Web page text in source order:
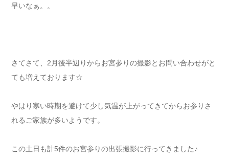
早いなぁ。。
さてさて、2月後半辺りからお宮参りの撮影とお問い合わせがと
ても増えております☆
やはり寒い時期を避けて少し気温が上がってきてからお参りさ
れるご家族が多いようです。
この土日も計5件のお宮参りの出張撮影に行ってきました♪